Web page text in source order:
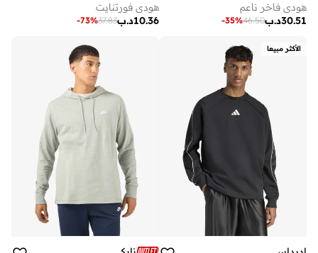
هودي فاخر ناعم
د.ب30.51
46.50
-35%
هودي فورتنايت
د.ب10.36
37.83
-73%
الأكثر مبيعا